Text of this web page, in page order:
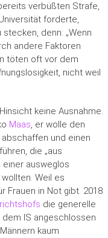
verbüßten Strafe,
forderte,
denn: „Wenn
andere Faktoren
töten oft vor dem
nicht weil
keine Ausnahme.
Maas, er wolle den
und einen
die „aus
einer ausweglos
Weil es
Frauen in Not gibt. 2018
die generelle
IS angeschlossen
kaum